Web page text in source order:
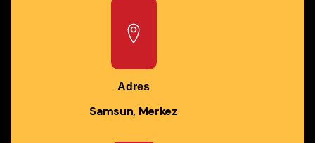
Adres
Samsun, Merkez